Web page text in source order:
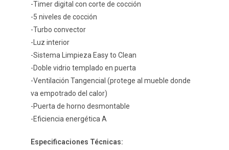
-Timer digital con corte de cocción
-5 niveles de cocción
-Turbo convector
-Luz interior
-Sistema Limpieza Easy to Clean
-Doble vidrio templado en puerta
-Ventilación Tangencial (protege al mueble donde
va empotrado del calor)
-Puerta de horno desmontable
-Eficiencia energética A
Especificaciones Técnicas: